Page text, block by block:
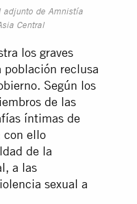
adjunto de Amnistía
Central
los graves
población reclusa
Según los
de las
íntimas de
con ello
de la
a las
sexual a